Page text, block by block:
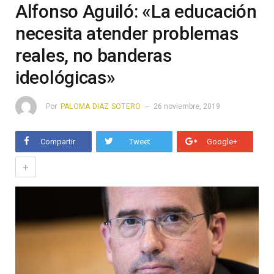
Alfonso Aguiló: «La educación
necesita atender problemas
reales, no banderas
ideológicas»
Por PALOMA DIAZ SOTERO 26 noviembre, 2019
Compartir Tweet Google+
+